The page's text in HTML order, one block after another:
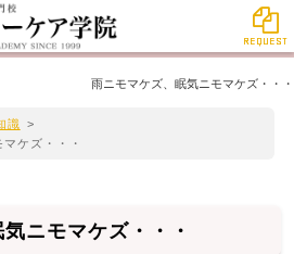
雨ニモマケズ、眠気ニモマケズ・・・
識
>
ケズ・・・
ニモマケズ・・・
REQUEST